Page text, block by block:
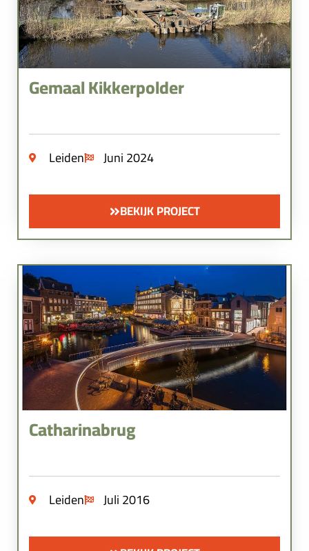
Gemaal Kikkerpolder
Leiden Juni 2024
BEKIJK PROJECT
Catharinabrug
Leiden Juli 2016